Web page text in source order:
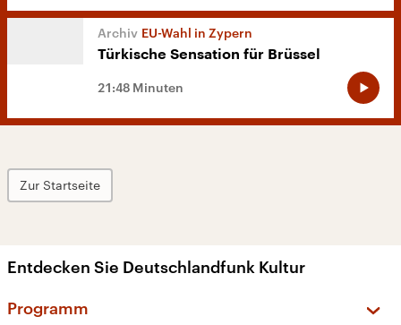
EU-Wahl in Zypern
Türkische Sensation für Brüssel
21:48 Minuten
Zur Startseite
Entdecken Sie Deutschlandfunk Kultur
Programm